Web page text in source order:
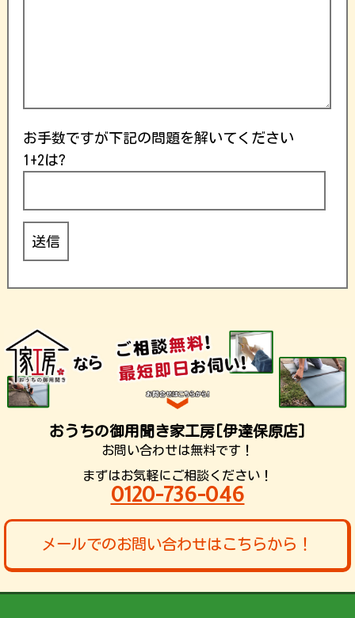
お手数ですが下記の問題を解いてください
1+2は?
おうちの御用聞き家工房[伊達保原店]
お問い合わせは無料です！
まずはお気軽にご相談ください！
0120-736-046
メールでのお問い合わせはこちらから！